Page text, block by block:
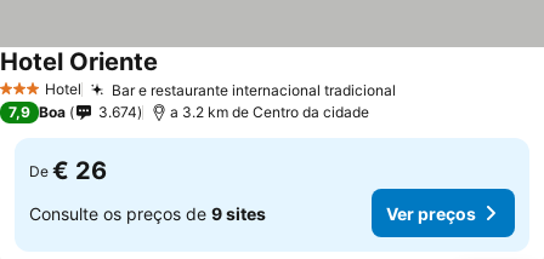
3 EstrelasHotel Bar e restaurante internacional tradicional
Hotel Oriente
7,9 Boa 3.674 a 3.2 km de Centro da cidade
De € 26
Consulte os preços de 9 sites Ver preços